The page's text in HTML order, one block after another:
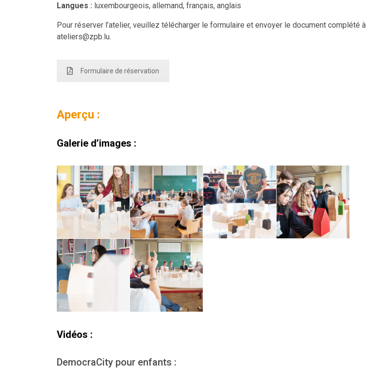
Langues : luxembourgeois, allemand, français, anglais
Pour réserver l’atelier, veuillez télécharger le formulaire et envoyer le document complété à
ateliers@zpb.lu.
Formulaire de réservation
Aperçu :
Galerie d’images :
Vidéos :
DemocraCity pour enfants :